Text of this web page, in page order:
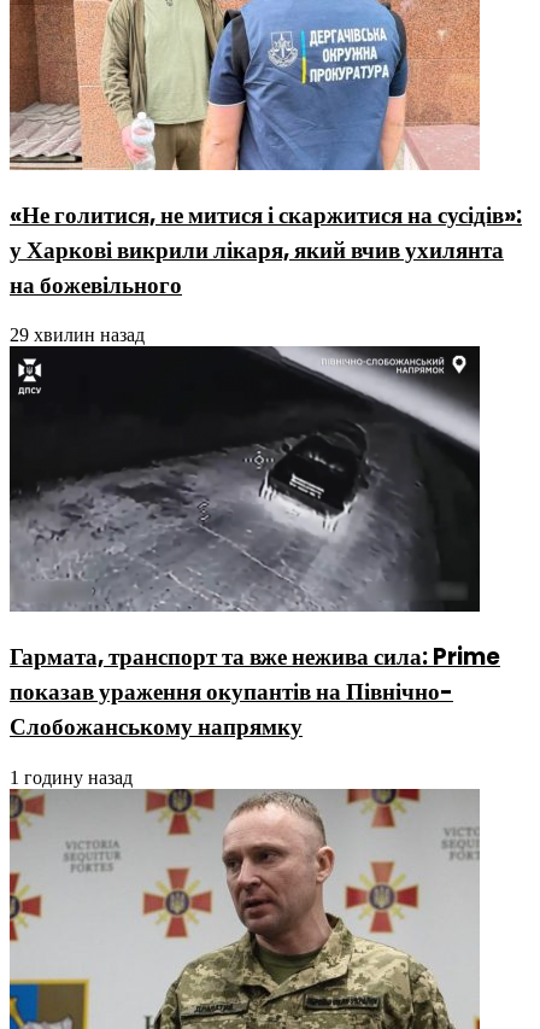
«Не голитися, не митися і скаржитися на сусідів»:
у Харкові викрили лікаря, який вчив ухилянта
на божевільного
29 хвилин назад
Гармата, транспорт та вже нежива сила: Prime
показав ураження окупантів на Північно-
Слобожанському напрямку
1 годину назад